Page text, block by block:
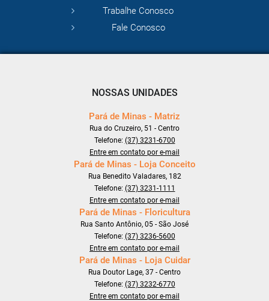
Trabalhe Conosco
Fale Conosco
NOSSAS UNIDADES
Pará de Minas - Matriz
Rua do Cruzeiro, 51 - Centro
Telefone: (37) 3231-6700
Entre em contato por e-mail
Pará de Minas - Loja Conceito
Rua Benedito Valadares, 182
Telefone: (37) 3231-1111
Entre em contato por e-mail
Pará de Minas - Floricultura
Rua Santo Antônio, 05 - São José
Telefone: (37) 3236-5600
Entre em contato por e-mail
Pará de Minas - Loja Cuidar
Rua Doutor Lage, 37 - Centro
Telefone: (37) 3232-6770
Entre em contato por e-mail